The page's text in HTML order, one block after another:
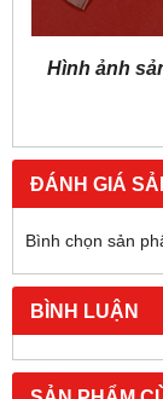
Hình ảnh
ĐÁNH GIÁ
Bình chọn sản
BÌNH LUẬN